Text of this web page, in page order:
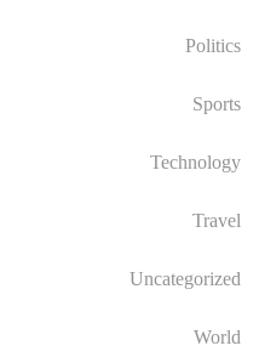
Politics
Sports
Technology
Travel
Uncategorized
World